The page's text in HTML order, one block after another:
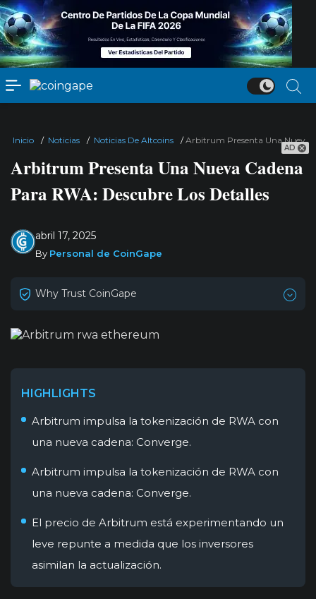
AD
Inicio / Noticias / Noticias De Altcoins /Arbitrum Presenta Una Nueva
Arbitrum Presenta Una Nueva Cadena
Para RWA: Descubre Los Detalles
abril 17, 2025
By Personal de CoinGape
Why Trust CoinGape
HIGHLIGHTS
Arbitrum impulsa la tokenización de RWA con
una nueva cadena: Converge.
Arbitrum impulsa la tokenización de RWA con
una nueva cadena: Converge.
El precio de Arbitrum está experimentando un
leve repunte a medida que los inversores
asimilan la actualización.